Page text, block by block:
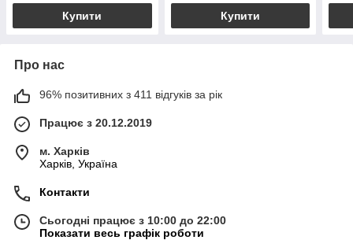
Купити Купити
Про нас
96% позитивних з 411 відгуків за рік
Працює з 20.12.2019
м. Харків
Харків, Україна
Контакти
Сьогодні працює з 10:00 до 22:00
Показати весь графік роботи